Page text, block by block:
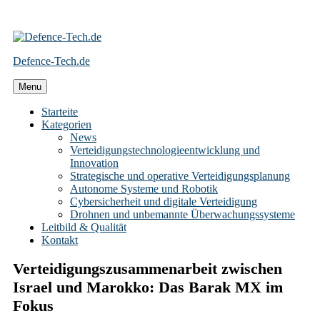
Skip
content
Defence-Tech.de
Menu
Starteite
Kategorien
News
Verteidigungstechnologieentwicklung und
Innovation
Strategische und operative Verteidigungsplanung
Autonome Systeme und Robotik
Cybersicherheit und digitale Verteidigung
Drohnen und unbemannte Überwachungssysteme
Leitbild & Qualität
Kontakt
Verteidigungszusammenarbeit zwischen
Israel und Marokko: Das Barak MX im
Fokus